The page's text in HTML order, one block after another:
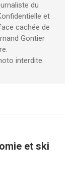
du
et
cachée de
Gontier
interdite.
et ski